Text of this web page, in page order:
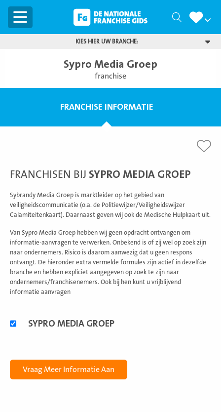
Menu Zoeken
KIES HIER UW BRANCHE:
Sypro Media Groep
franchise
FRANCHISE INFORMATIE
FRANCHISEN BIJ SYPRO MEDIA GROEP
Sybrandy Media Groep is marktleider op het gebied van
veiligheidscommunicatie (o.a. de Politiewijzer/Veiligheidswijzer
Calamiteitenkaart). Daarnaast geven wij ook de Medische Hulpkaart uit.
Van Sypro Media Groep hebben wij geen opdracht ontvangen om
informatie-aanvragen te verwerken. Onbekend is of zij wel op zoek zijn
naar ondernemers. Risico is daarom aanwezig dat u geen respons
ontvangt. De hieronder extra vermelde formules zijn actief in dezelfde
branche en hebben expliciet aangegeven op zoek te zijn naar
ondernemers/franchisenemers. Ook bij hen kunt u vrijblijvend
informatie aanvragen
formulesSYPRO MEDIA GROEP